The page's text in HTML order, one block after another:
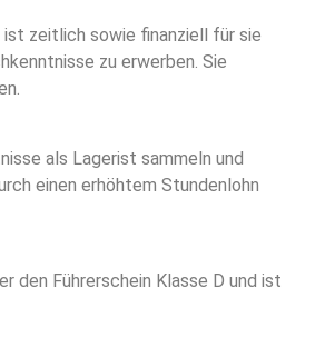
ist zeitlich sowie finanziell für sie
zu erwerben. Sie
als Lagerist sammeln und
einen erhöhtem Stundenlohn
den Führerschein Klasse D und ist